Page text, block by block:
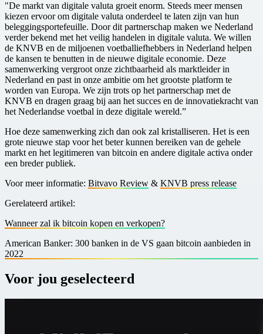
"De markt van digitale valuta groeit enorm. Steeds meer mensen
kiezen ervoor om digitale valuta onderdeel te laten zijn van hun
beleggingsportefeuille. Door dit partnerschap maken we Nederland
verder bekend met het veilig handelen in digitale valuta. We willen
de KNVB en de miljoenen voetballiefhebbers in Nederland helpen
de kansen te benutten in de nieuwe digitale economie. Deze
samenwerking vergroot onze zichtbaarheid als marktleider in
Nederland en past in onze ambitie om het grootste platform te
worden van Europa. We zijn trots op het partnerschap met de
KNVB en dragen graag bij aan het succes en de innovatiekracht van
het Nederlandse voetbal in deze digitale wereld.”
Hoe deze samenwerking zich dan ook zal kristalliseren. Het is een
grote nieuwe stap voor het beter kunnen bereiken van de gehele
markt en het legitimeren van bitcoin en andere digitale activa onder
een breder publiek.
Voor meer informatie: Bitvavo Review & KNVB press release
Gerelateerd artikel:
Wanneer zal ik bitcoin kopen en verkopen?
American Banker: 300 banken in de VS gaan bitcoin aanbieden in
2022
Voor jou geselecteerd